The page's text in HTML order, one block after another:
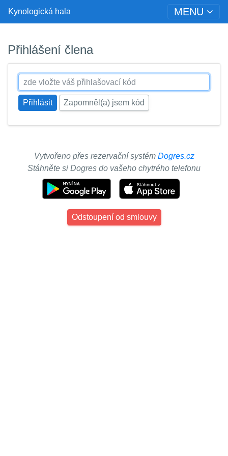
Kynologická hala MENU
Přihlášení člena
Zapomněl(a) jsem kód
Vytvořeno přes rezervační systém Dogres.cz
Stáhněte si Dogres do vašeho chytrého telefonu
Odstoupení od smlouvy